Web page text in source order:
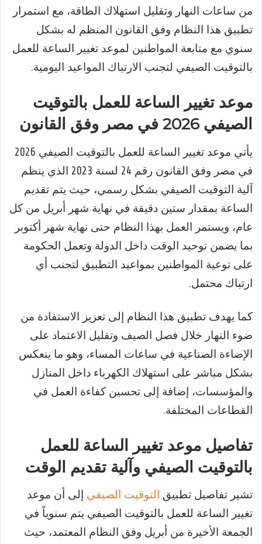
من ساعات النهار وتقليل استهلاك الطاقة، مع استمرار
تطبيق هذا النظام وفق القانون المنظم له بشكل
سنوي مع متابعة المواطنين لموعد تغيير الساعة للعمل
بالتوقيت الصيفي لتجنب الارتباك المواعيد اليومية.
موعد تغيير الساعة للعمل بالتوقيت
الصيفي 2026 في مصر وفق القانون
يأتي موعد تغيير الساعة للعمل بالتوقيت الصيفي 2026
في مصر وفق القانون رقم 24 لسنة 2023 الذي ينظم
آلية التوقيت الصيفي بشكل رسمي، حيث يتم تقديم
الساعة بمقدار ستين دقيقة في نهاية شهر أبريل من كل
عام، ويستمر العمل بهذا النظام حتى نهاية شهر أكتوبر
بما يضمن توحيد الوقت داخل الدولة وتعمل الحكومة
على توعية المواطنين بمواعيد التطبيق لتجنب أي
ارتباك محتمل.
كما يهدف تطبيق هذا النظام إلى تعزيز الاستفادة من
ضوء النهار خلال فصل الصيف وتقليل الاعتماد على
الإضاءة الصناعية في ساعات المساء، وهو ما ينعكس
بشكل مباشر على استهلاك الكهرباء داخل المنازل
والمؤسسات، إضافة إلى تحسين كفاءة العمل في
القطاعات المختلفة.
تفاصيل موعد تغيير الساعة للعمل
بالتوقيت الصيفي وآلية تقديم الوقت
تشير تفاصيل تطبيق التوقيت الصيفي إلى أن موعد
تغيير الساعة للعمل بالتوقيت الصيفي يتم سنوياً في
الجمعة الأخيرة من أبريل وفق النظام المعتمد، حيث